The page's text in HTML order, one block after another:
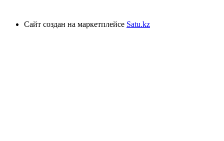
Сайт создан на маркетплейсе Satu.kz